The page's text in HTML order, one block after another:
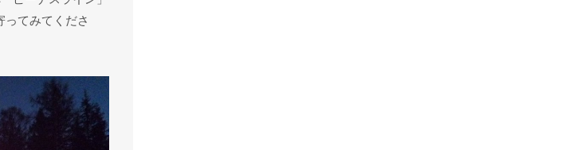
てみてくださ